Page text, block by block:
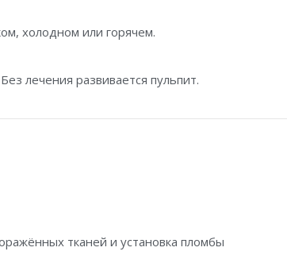
холодном или горячем.
лечения развивается пульпит.
тканей и установка пломбы